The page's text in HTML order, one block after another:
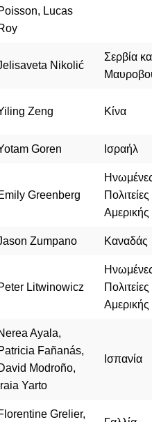
Lucas
Nikolić
Σερβία
Zeng Κίνα
Goren Ισραήλ
Greenberg
Πολιτείες
Αμερικής
Zumpano Καναδάς
Litwinowicz
Πολιτείες
Αμερικής
Ayala,
Fañanás,
Modroño,
Iraia Yarto
Ισπανία
Grelier,